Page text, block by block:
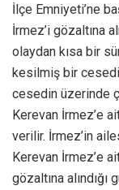
İlçe Emniyeti’ne
İrmez’i gözaltına
olaydan kısa bir
kesilmiş bir
cesedin üzerinde
Kerevan İrmez’e
verilir. İrmez’in
Kerevan İrmez’e
gözaltına alındığı